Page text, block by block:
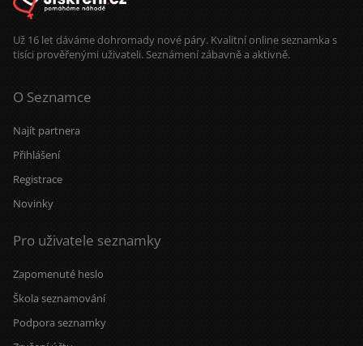
Už 16 let dáváme dohromady nové páry. Kvalitní online seznamka s
tisíci prověřenými uživateli. Seznámení zábavně a aktivně.
O Seznamce
Najít partnera
Přihlášení
Registrace
Novinky
Pro uživatele seznamky
Zapomenuté heslo
Škola seznamování
Podpora seznamky